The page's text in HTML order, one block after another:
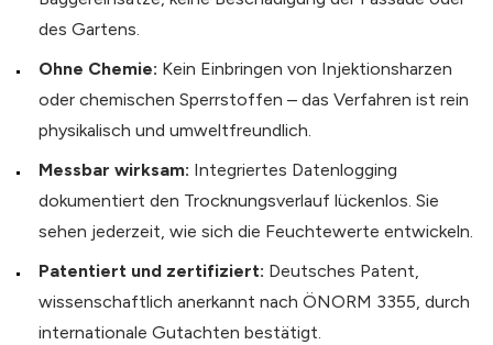
des Gartens.
Ohne Chemie: Kein Einbringen von Injektionsharzen
oder chemischen Sperrstoffen – das Verfahren ist rein
physikalisch und umweltfreundlich.
Messbar wirksam: Integriertes Datenlogging
dokumentiert den Trocknungsverlauf lückenlos. Sie
sehen jederzeit, wie sich die Feuchtewerte entwickeln.
Patentiert und zertifiziert: Deutsches Patent,
wissenschaftlich anerkannt nach ÖNORM 3355, durch
internationale Gutachten bestätigt.